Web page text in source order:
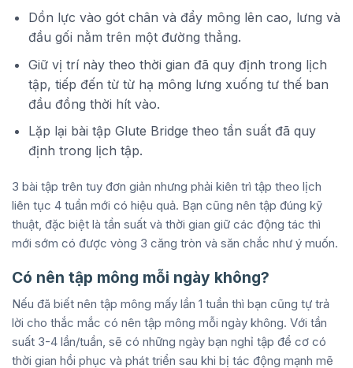
Dồn lực vào gót chân và đẩy mông lên cao, lưng và
đầu gối nằm trên một đường thẳng.
Giữ vị trí này theo thời gian đã quy định trong lịch
tập, tiếp đến từ từ hạ mông lưng xuống tư thế ban
đầu đồng thời hít vào.
Lặp lại bài tập Glute Bridge theo tần suất đã quy
định trong lịch tập.
3 bài tập trên tuy đơn giản nhưng phải kiên trì tập theo lịch
liên tục 4 tuần mới có hiệu quả. Bạn cũng nên tập đúng kỹ
thuật, đặc biệt là tần suất và thời gian giữ các động tác thì
mới sớm có được vòng 3 căng tròn và săn chắc như ý muốn.
Có nên tập mông mỗi ngày không?
Nếu đã biết nên tập mông mấy lần 1 tuần thì bạn cũng tự trả
lời cho thắc mắc có nên tập mông mỗi ngày không. Với tần
suất 3-4 lần/tuần, sẽ có những ngày bạn nghỉ tập để cơ có
thời gian hồi phục và phát triển sau khi bị tác động mạnh mẽ